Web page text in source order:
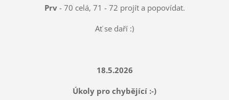
Prv- 70 celá, 71 - 72 projít a popovídat.
Ať se daří :)
18.5.2026
Úkoly pro chybějící :-)